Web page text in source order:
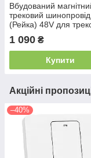
Вбудований
трековий шинопровід
(Рейка) 48V для
світильників AQARA
AQARA H1 PRO
1 090 ₴
Купити
Акційні
–40%